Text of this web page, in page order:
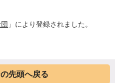
」により登録されました。
先頭へ戻る